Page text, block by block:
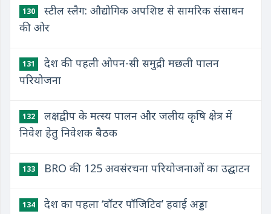
130
स्टील स्लैग: औद्योगिक अपशिष्ट से सामरिक संसाधन
की ओर
131
देश की पहली ओपन-सी समुद्री मछली पालन
परियोजना
132
लक्षद्वीप के मत्स्य पालन और जलीय कृषि क्षेत्र में
निवेश हेतु निवेशक बैठक
133 BRO की 125 अवसंरचना परियोजनाओं का उद्घाटन
134 देश का पहला ‘वॉटर पॉजिटिव’ हवाई अड्डा